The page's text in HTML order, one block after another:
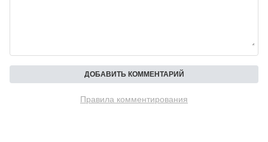
Правила комментирования